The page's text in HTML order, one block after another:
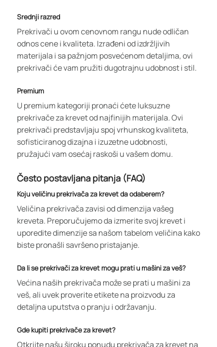
Srednji razred
Prekrivači u ovom cenovnom rangu nude odličan
odnos cene i kvaliteta. Izrađeni od izdržljivih
materijala i sa pažnjom posvećenom detaljima, ovi
prekrivači će vam pružiti dugotrajnu udobnost i stil.
Premium
U premium kategoriji pronaći ćete luksuzne
prekrivače za krevet od najfinijih materijala. Ovi
prekrivači predstavljaju spoj vrhunskog kvaliteta,
sofisticiranog dizajna i izuzetne udobnosti,
pružajući vam osećaj raskoši u vašem domu.
Često postavljana pitanja (FAQ)
Koju veličinu prekrivača za krevet da odaberem?
Veličina prekrivača zavisi od dimenzija vašeg
kreveta. Preporučujemo da izmerite svoj krevet i
uporedite dimenzije sa našom tabelom veličina kako
biste pronašli savršeno pristajanje.
Da li se prekrivači za krevet mogu prati u mašini za veš?
Većina naših prekrivača može se prati u mašini za
veš, ali uvek proverite etikete na proizvodu za
detaljna uputstva o pranju i održavanju.
Gde kupiti prekrivače za krevet?
Otkrijte našu široku ponudu prekrivača za krevet na